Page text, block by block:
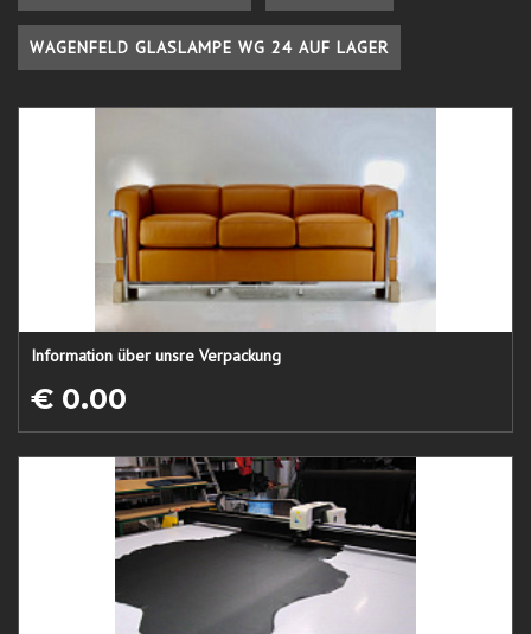
WAGENFELD GLASLAMPE WG 24 AUF LAGER
Information über unsre Verpackung
€ 0.00